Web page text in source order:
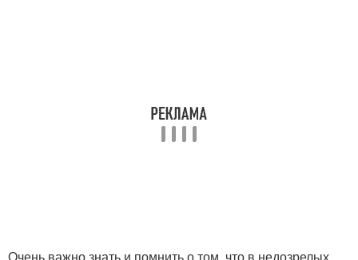
Очень важно знать и помнить о том, что в недозрелых